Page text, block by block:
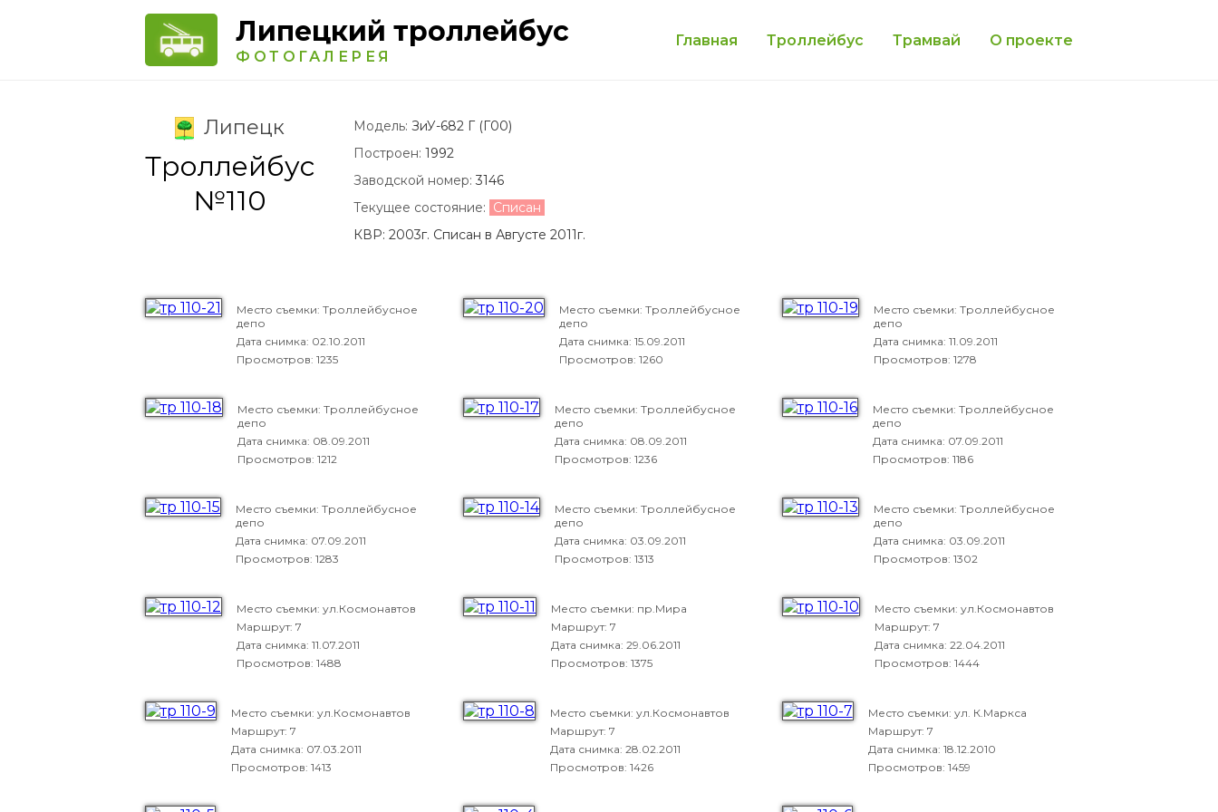
Липецкий троллейбус
ФОТОГАЛЕРЕЯ
Главная Троллейбус Трамвай О проекте
Липецк
Троллейбус
№110
Модель: ЗиУ-682 Г (Г00)
Построен: 1992
Заводской номер: 3146
Текущее состояние: Списан
КВР: 2003г. Списан в Августе 2011г.
Место съемки: Троллейбусное
депо
Дата снимка: 02.10.2011
Просмотров: 1235
Место съемки: Троллейбусное
депо
Дата снимка:15.09.2011
Просмотров: 1260
Место съемки: Троллейбусное
депо
Дата снимка: 11.09.2011
Просмотров: 1278
Место съемки: Троллейбусное
депо
Дата снимка: 08.09.2011
Просмотров: 1212
Место съемки: Троллейбусное
депо
Дата снимка: 08.09.2011
Просмотров: 1236
Место съемки: Троллейбусное
депо
Дата снимка: 07.09.2011
Просмотров: 1186
Место съемки: Троллейбусное
депо
Дата снимка: 07.09.2011
Просмотров: 1283
Место съемки: Троллейбусное
депо
Дата снимка: 03.09.2011
Просмотров: 1313
Место съемки: Троллейбусное
депо
Дата снимка: 03.09.2011
Просмотров: 1302
Место съемки: ул.Космонавтов
Маршрут: 7
Дата снимка: 11.07.2011
Просмотров: 1488
Место съемки: пр.Мира
Маршрут: 7
Дата снимка:29.06.2011
Просмотров: 1375
Место съемки: ул.Космонавтов
Маршрут: 7
Дата снимка: 22.04.2011
Просмотров: 1444
Место съемки: ул.Космонавтов
Маршрут: 7
Дата снимка: 07.03.2011
Просмотров: 1413
Место съемки: ул.Космонавтов
Маршрут: 7
Дата снимка:28.02.2011
Просмотров: 1426
Место съемки: ул. К.Маркса
Маршрут: 7
Дата снимка: 18.12.2010
Просмотров: 1459